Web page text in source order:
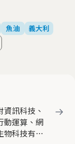
魚油
義大利
訊科技、
動運算、網
物科技有高